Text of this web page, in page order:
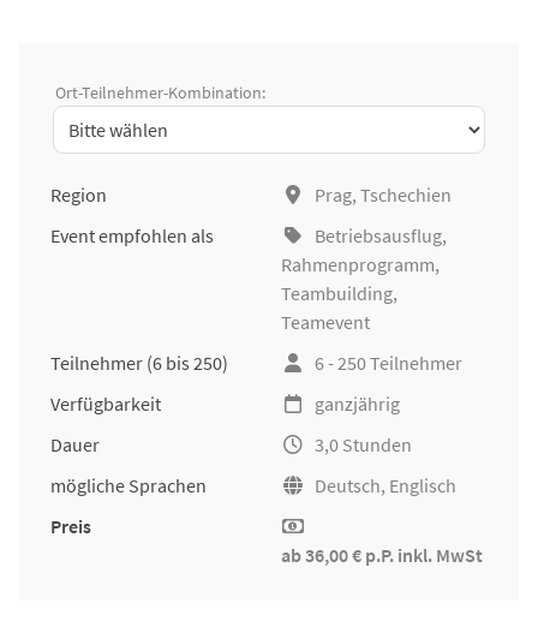
Ort-Teilnehmer-Kombination:
Region
Prag, Tschechien
Event empfohlen als
Betriebsausflug,
Rahmenprogramm,
Teambuilding,
Teamevent
Teilnehmer (6 bis 250)
6 - 250 Teilnehmer
Verfügbarkeit
ganzjährig
Dauer
3,0 Stunden
mögliche Sprachen
Deutsch, Englisch
Preis
ab 36,00 € p.P. inkl. MwSt